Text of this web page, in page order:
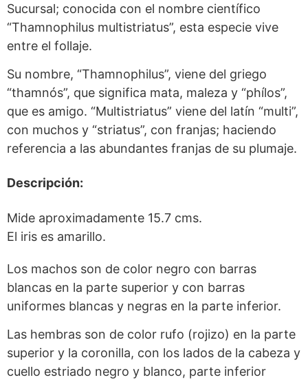
Sucursal; conocida con el nombre científico
“Thamnophilus multistriatus”, esta especie vive
entre el follaje.
Su nombre, “Thamnophilus”, viene del griego
“thamnós”, que significa mata, maleza y “phílos”,
que es amigo. “Multistriatus” viene del latín “multi”,
con muchos y “striatus”, con franjas; haciendo
referencia a las abundantes franjas de su plumaje.
Descripción:
Mide aproximadamente 15.7 cms.
El iris es amarillo.
Los machos son de color negro con barras
blancas en la parte superior y con barras
uniformes blancas y negras en la parte inferior.
Las hembras son de color rufo (rojizo) en la parte
superior y la coronilla, con los lados de la cabeza y
cuello estriado negro y blanco, parte inferior